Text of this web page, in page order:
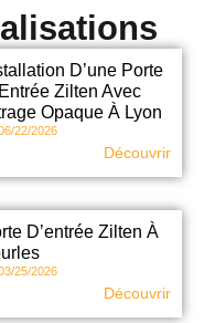
D’une Porte
Zilten Avec
Opaque À Lyon
22/2026
Découvrir
D’entrée Zilten À
25/2026
Découvrir